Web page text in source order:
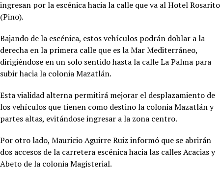
ingresan por la escénica hacia la calle que va al Hotel Rosarito
(Pino).
Bajando de la escénica, estos vehículos podrán doblar a la
derecha en la primera calle que es la Mar Mediterráneo,
dirigiéndose en un solo sentido hasta la calle La Palma para
subir hacia la colonia Mazatlán.
Esta vialidad alterna permitirá mejorar el desplazamiento de
los vehículos que tienen como destino la colonia Mazatlán y
partes altas, evitándose ingresar a la zona centro.
Por otro lado, Mauricio Aguirre Ruiz informó que se abrirán
dos accesos de la carretera escénica hacia las calles Acacias y
Abeto de la colonia Magisterial.